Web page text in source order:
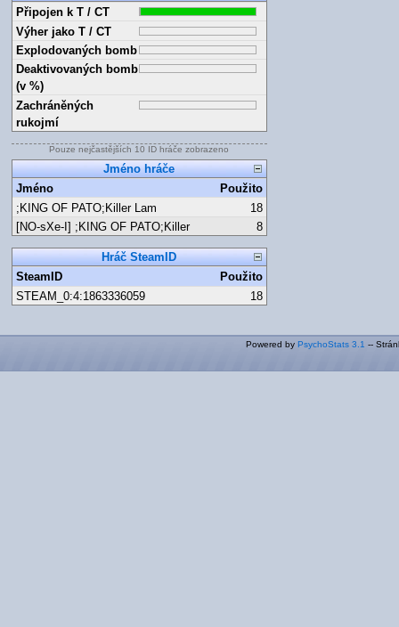
Připojen k T / CT
Výher jako T / CT
Explodovaných bomb
Deaktivovaných bomb
(v %)
Zachráněných
rukojmí
Pouze nejčastějších 10 ID hráče zobrazeno
Jméno hráče
Jméno
Použito
;KING OF PATO;Killer Lam
18
[NO-sXe-I] ;KING OF PATO;Killer
8
Hráč SteamID
SteamID
Použito
STEAM_0:4:1863336059
18
Powered by PsychoStats 3.1 --